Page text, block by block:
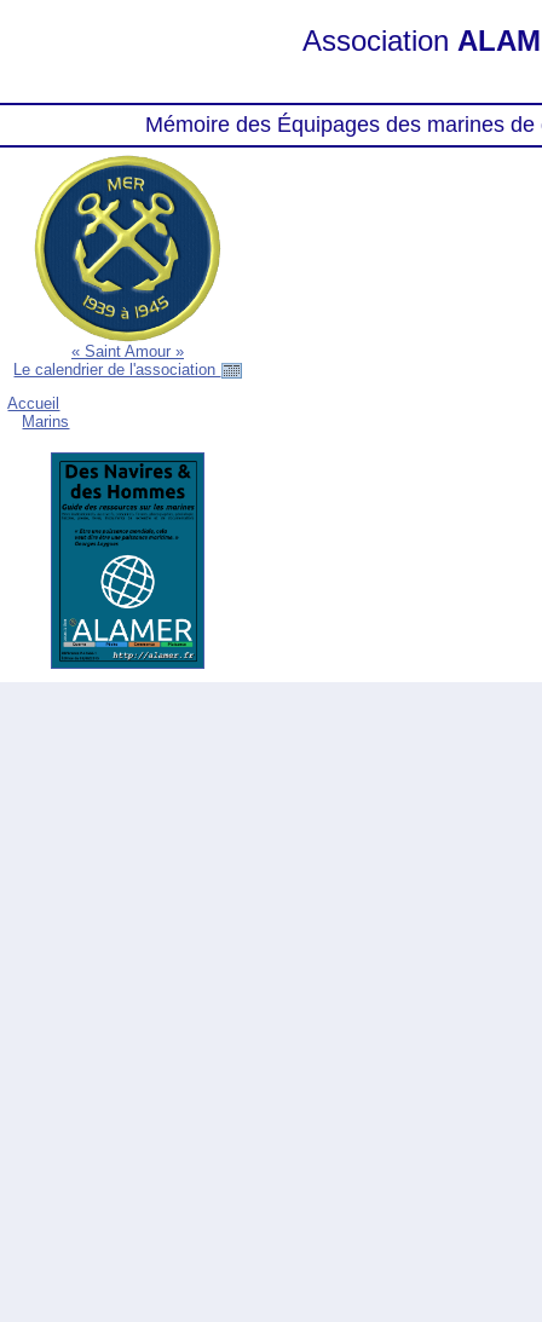
Association
Mémoire des Équipages des marines
« Saint Amour »
Le calendrier de l'association
Accueil
Marins